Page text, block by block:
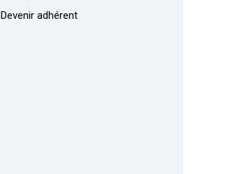
Devenir adhérent